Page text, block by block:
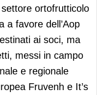
ortofrutticolo
a favore dell’Aop
ai soci, ma
messi in campo
e regionale
Fruvenh e It’s